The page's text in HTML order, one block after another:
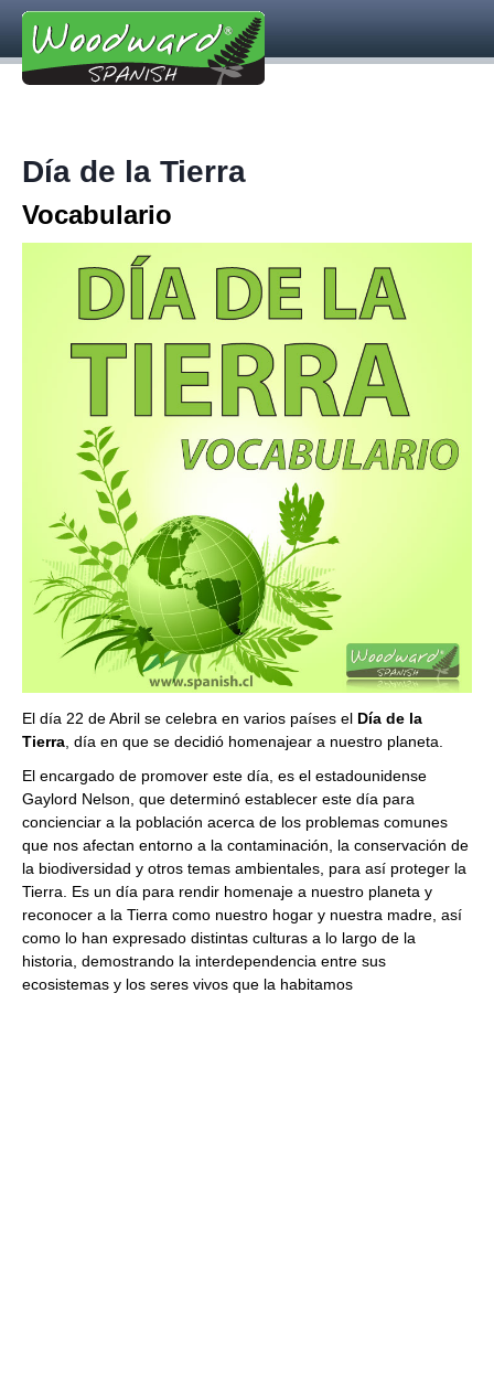
Día de la Tierra
Vocabulario
El día 22 de Abril se celebra en varios países el Día de la
Tierra , día en que se decidió homenajear a nuestro planeta.
El encargado de promover este día, es el estadounidense
Gaylord Nelson, que determinó establecer este día para
concienciar a la población acerca de los problemas comunes
que nos afectan entorno a la contaminación, la conservación de
la biodiversidad y otros temas ambientales, para así proteger la
Tierra. Es un día para rendir homenaje a nuestro planeta y
reconocer a la Tierra como nuestro hogar y nuestra madre, así
como lo han expresado distintas culturas a lo largo de la
historia, demostrando la interdependencia entre sus
ecosistemas y los seres vivos que la habitamos